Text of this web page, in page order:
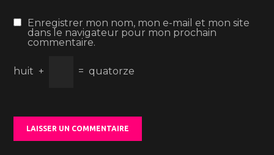
Enregistrer mon nom, mon e-mail et mon site
dans le navigateur pour mon prochain
commentaire.
huit + = quatorze